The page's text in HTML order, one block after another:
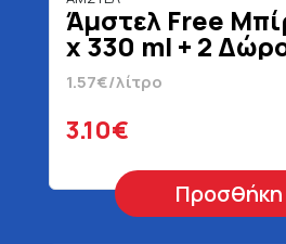
Άμστελ Free
x 330 ml + 2
1.57€/λίτρο
3.10€
Προσθήκη